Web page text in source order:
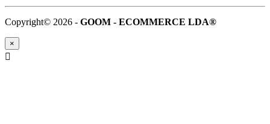
Copyright© 2026 - GOOM - ECOMMERCE LDA®
×
